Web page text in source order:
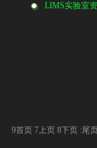
LIMS实验室
9首页 7上页 8下页 :尾